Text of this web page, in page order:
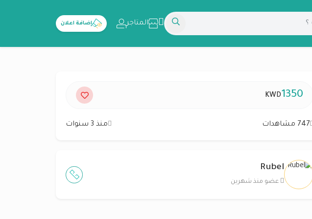
المتاجر إضافة اعلان
1350
KWD
747 مشاهدات منذ 3 سنوات
Rubel
عضو منذ شهرين